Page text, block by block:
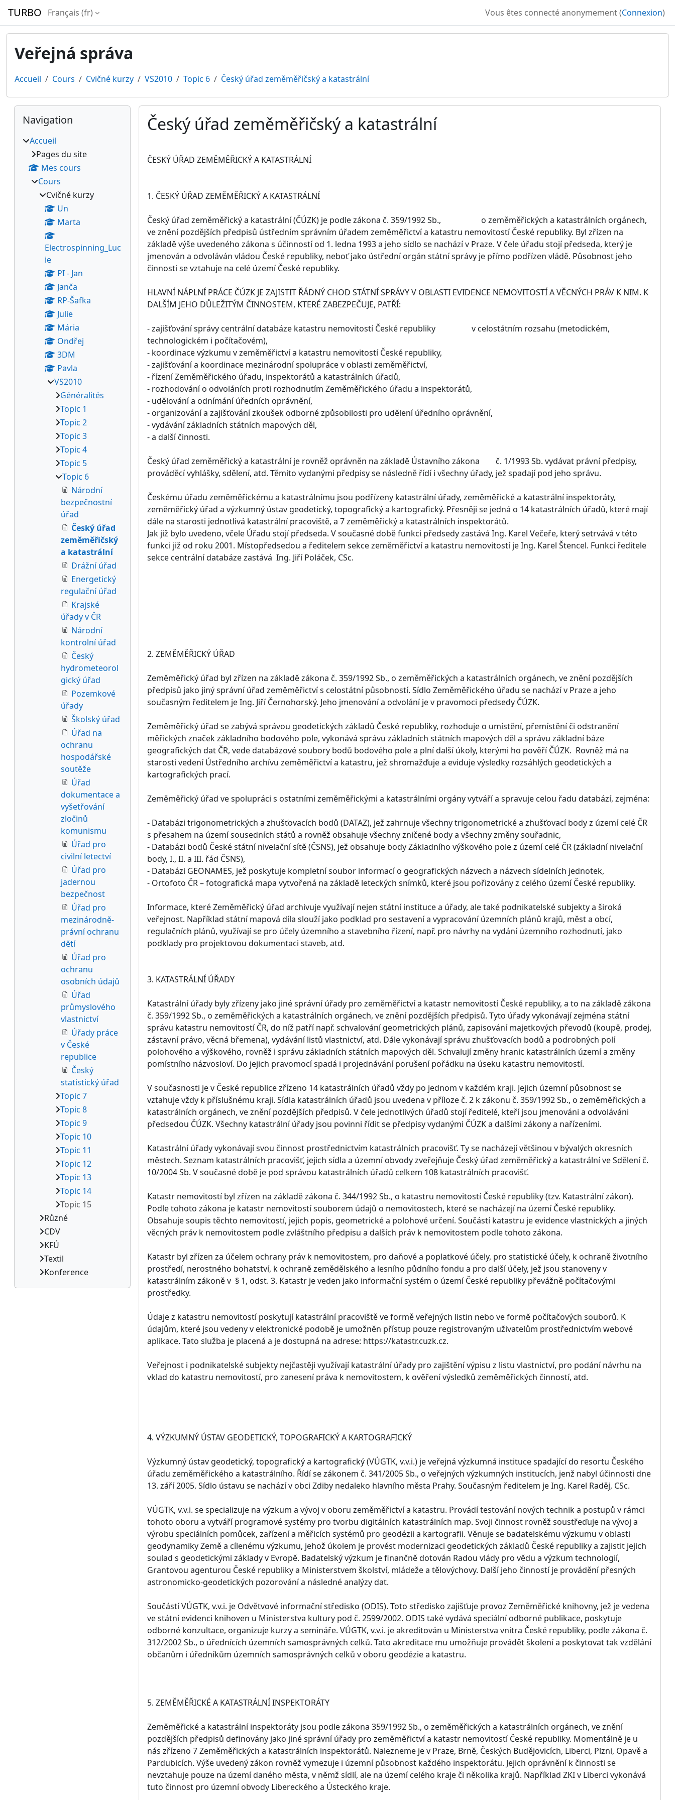
TURBO Français ‎(fr)‎ Vous êtes connecté anonymement (Connexion)
Veřejná správa
Accueil Cours Cvičné kurzy VS2010 Topic 6 Český úřad zeměměřičský a katastrální
Český úřad zeměměřičský a katastrální
ČESKÝ ÚŘAD ZEMĚMĚŘICKÝ A KATASTRÁLNÍ
1. ČESKÝ ÚŘAD ZEMĚMĚŘICKÝ A KATASTRÁLNÍ
Český úřad zeměměřický a katastrální (ČÚZK) je podle zákona č. 359/1992 Sb., o zeměměřických a katastrálních orgánech,
ve znění pozdějších předpisů ústředním správním úřadem zeměměřictví a katastru nemovitostí České republiky. Byl zřízen na
základě výše uvedeného zákona s účinností od 1. ledna 1993 a jeho sídlo se nachází v Praze. V čele úřadu stojí předseda, který je
jmenován a odvoláván vládou České republiky, neboť jako ústřední orgán státní správy je přímo podřízen vládě. Působnost jeho
činnosti se vztahuje na celé území České republiky.
HLAVNÍ NÁPLNÍ PRÁCE ČÚZK JE ZAJISTIT ŘÁDNÝ CHOD STÁTNÍ SPRÁVY V OBLASTI EVIDENCE NEMOVITOSTÍ A VĚCNÝCH PRÁV K NIM. K
DALŠÍM JEHO DŮLEŽITÝM ČINNOSTEM, KTERÉ ZABEZPEČUJE, PATŘÍ:
- zajišťování správy centrální databáze katastru nemovitostí České republiky v celostátním rozsahu (metodickém,
technologickém i počítačovém),
- koordinace výzkumu v zeměměřictví a katastru nemovitostí České republiky,
- zajišťování a koordinace mezinárodní spolupráce v oblasti zeměměřictví,
- řízení Zeměměřického úřadu, inspektorátů a katastrálních úřadů,
- rozhodování o odvoláních proti rozhodnutím Zeměměřického úřadu a inspektorátů,
- udělování a odnímání úředních oprávnění,
- organizování a zajišťování zkoušek odborné způsobilosti pro udělení úředního oprávnění,
- vydávání základních státních mapových děl,
- a další činnosti.
Český úřad zeměměřický a katastrální je rovněž oprávněn na základě Ústavního zákona č. 1/1993 Sb. vydávat právní předpisy,
prováděcí vyhlášky, sdělení, atd. Těmito vydanými předpisy se následně řídí i všechny úřady, jež spadají pod jeho správu.
Českému úřadu zeměměřickému a katastrálnímu jsou podřízeny katastrální úřady, zeměměřické a katastrální inspektoráty,
zeměměřický úřad a výzkumný ústav geodetický, topografický a kartografický. Přesněji se jedná o 14 katastrálních úřadů, které mají
dále na starosti jednotlivá katastrální pracoviště, a 7 zeměměřický a katastrálních inspektorátů.
Jak již bylo uvedeno, včele Úřadu stojí předseda. V současné době funkci předsedy zastává Ing. Karel Večeře, který setrvává v této
funkci již od roku 2001. Místopředsedou a ředitelem sekce zeměměřictví a katastru nemovitostí je Ing. Karel Štencel. Funkci ředitele
sekce centrální databáze zastává Ing. Jiří Poláček, CSc.
2. ZEMĚMĚŘICKÝ ÚŘAD
Zeměměřický úřad byl zřízen na základě zákona č. 359/1992 Sb., o zeměměřických a katastrálních orgánech, ve znění pozdějších
předpisů jako jiný správní úřad zeměměřictví s celostátní působností. Sídlo Zeměměřického úřadu se nachází v Praze a jeho
současným ředitelem je Ing. Jiří Černohorský. Jeho jmenování a odvolání je v pravomoci předsedy ČÚZK.
Zeměměřický úřad se zabývá správou geodetických základů České republiky, rozhoduje o umístění, přemístění či odstranění
měřických značek základního bodového pole, vykonává správu základních státních mapových děl a správu základní báze
geografických dat ČR, vede databázové soubory bodů bodového pole a plní další úkoly, kterými ho pověří ČÚZK. Rovněž má na
starosti vedení Ústředního archívu zeměměřictví a katastru, jež shromažďuje a eviduje výsledky rozsáhlých geodetických a
kartografických prací.
Zeměměřický úřad ve spolupráci s ostatními zeměměřickými a katastrálními orgány vytváří a spravuje celou řadu databází, zejména:
- Databázi trigonometrických a zhušťovacích bodů (DATAZ), jež zahrnuje všechny trigonometrické a zhušťovací body z území celé ČR
s přesahem na území sousedních států a rovněž obsahuje všechny zničené body a všechny změny souřadnic,
- Databázi bodů České státní nivelační sítě (ČSNS), jež obsahuje body Základního výškového pole z území celé ČR (základní nivelační
body, I., II. a III. řád ČSNS),
- Databázi GEONAMES, jež poskytuje kompletní soubor informací o geografických názvech a názvech sídelních jednotek,
- Ortofoto ČR – fotografická mapa vytvořená na základě leteckých snímků, které jsou pořizovány z celého území České republiky.
Informace, které Zeměměřický úřad archivuje využívají nejen státní instituce a úřady, ale také podnikatelské subjekty a široká
veřejnost. Například státní mapová díla slouží jako podklad pro sestavení a vypracování územních plánů krajů, měst a obcí,
regulačních plánů, využívají se pro účely územního a stavebního řízení, např. pro návrhy na vydání územního rozhodnutí, jako
podklady pro projektovou dokumentaci staveb, atd.
3. KATASTRÁLNÍ ÚŘADY
Katastrální úřady byly zřízeny jako jiné správní úřady pro zeměměřictví a katastr nemovitostí České republiky, a to na základě zákona
č. 359/1992 Sb., o zeměměřických a katastrálních orgánech, ve znění pozdějších předpisů. Tyto úřady vykonávají zejména státní
správu katastru nemovitostí ČR, do níž patří např. schvalování geometrických plánů, zapisování majetkových převodů (koupě, prodej,
zástavní právo, věcná břemena), vydávání listů vlastnictví, atd. Dále vykonávají správu zhušťovacích bodů a podrobných polí
polohového a výškového, rovněž i správu základních státních mapových děl. Schvalují změny hranic katastrálních území a změny
pomístního názvosloví. Do jejich pravomocí spadá i projednávání porušení pořádku na úseku katastru nemovitostí.
V současnosti je v České republice zřízeno 14 katastrálních úřadů vždy po jednom v každém kraji. Jejich územní působnost se
vztahuje vždy k příslušnému kraji. Sídla katastrálních úřadů jsou uvedena v příloze č. 2 k zákonu č. 359/1992 Sb., o zeměměřických a
katastrálních orgánech, ve znění pozdějších předpisů. V čele jednotlivých úřadů stojí ředitelé, kteří jsou jmenováni a odvoláváni
předsedou ČÚZK. Všechny katastrální úřady jsou povinni řídit se předpisy vydanými ČÚZK a dalšími zákony a nařízeními.
Katastrální úřady vykonávají svou činnost prostřednictvím katastrálních pracovišť. Ty se nacházejí většinou v bývalých okresních
městech. Seznam katastrálních pracovišť, jejich sídla a územní obvody zveřejňuje Český úřad zeměměřický a katastrální ve Sdělení č.
10/2004 Sb. V současné době je pod správou katastrálních úřadů celkem 108 katastrálních pracovišť.
Katastr nemovitostí byl zřízen na základě zákona č. 344/1992 Sb., o katastru nemovitostí České republiky (tzv. Katastrální zákon).
Podle tohoto zákona je katastr nemovitostí souborem údajů o nemovitostech, které se nacházejí na území České republiky.
Obsahuje soupis těchto nemovitostí, jejich popis, geometrické a polohové určení. Součástí katastru je evidence vlastnických a jiných
věcných práv k nemovitostem podle zvláštního předpisu a dalších práv k nemovitostem podle tohoto zákona.
Katastr byl zřízen za účelem ochrany práv k nemovitostem, pro daňové a poplatkové účely, pro statistické účely, k ochraně životního
prostředí, nerostného bohatství, k ochraně zemědělského a lesního půdního fondu a pro další účely, jež jsou stanoveny v
katastrálním zákoně v § 1, odst. 3. Katastr je veden jako informační systém o území České republiky převážně počítačovými
prostředky.
Údaje z katastru nemovitostí poskytují katastrální pracoviště ve formě veřejných listin nebo ve formě počítačových souborů. K
údajům, které jsou vedeny v elektronické podobě je umožněn přístup pouze registrovaným uživatelům prostřednictvím webové
aplikace. Tato služba je placená a je dostupná na adrese: https://katastr.cuzk.cz.
Veřejnost i podnikatelské subjekty nejčastěji využívají katastrální úřady pro zajištění výpisu z listu vlastnictví, pro podání návrhu na
vklad do katastru nemovitostí, pro zanesení práva k nemovitostem, k ověření výsledků zeměměřických činností, atd.
4. VÝZKUMNÝ ÚSTAV GEODETICKÝ, TOPOGRAFICKÝ A KARTOGRAFICKÝ
Výzkumný ústav geodetický, topografický a kartografický (VÚGTK, v.v.i.) je veřejná výzkumná instituce spadající do resortu Českého
úřadu zeměměřického a katastrálního. Řídí se zákonem č. 341/2005 Sb., o veřejných výzkumných institucích, jenž nabyl účinnosti dne
13. září 2005. Sídlo ústavu se nachází v obci Zdiby nedaleko hlavního města Prahy. Současným ředitelem je Ing. Karel Raděj, CSc.
VÚGTK, v.v.i. se specializuje na výzkum a vývoj v oboru zeměměřictví a katastru. Provádí testování nových technik a postupů v rámci
tohoto oboru a vytváří programové systémy pro tvorbu digitálních katastrálních map. Svoji činnost rovněž soustřeďuje na vývoj a
výrobu speciálních pomůcek, zařízení a měřicích systémů pro geodézii a kartografii. Věnuje se badatelskému výzkumu v oblasti
geodynamiky Země a cílenému výzkumu, jehož úkolem je provést modernizaci geodetických základů České republiky a zajistit jejich
soulad s geodetickými základy v Evropě. Badatelský výzkum je finančně dotován Radou vlády pro vědu a výzkum technologií,
Grantovou agenturou České republiky a Ministerstvem školství, mládeže a tělovýchovy. Další jeho činností je provádění přesných
astronomicko-geodetických pozorování a následné analýzy dat.
Součástí VÚGTK, v.v.i. je Odvětvové informační středisko (ODIS). Toto středisko zajišťuje provoz Zeměměřické knihovny, jež je vedena
ve státní evidenci knihoven u Ministerstva kultury pod č. 2599/2002. ODIS také vydává speciální odborné publikace, poskytuje
odborné konzultace, organizuje kurzy a semináře. VÚGTK, v.v.i. je akreditován u Ministerstva vnitra České republiky, podle zákona č.
312/2002 Sb., o úřednících územních samosprávných celků. Tato akreditace mu umožňuje provádět školení a poskytovat tak vzdělání
občanům i úředníkům územních samosprávných celků v oboru geodézie a katastru.
5. ZEMĚMĚŘICKÉ A KATASTRÁLNÍ INSPEKTORÁTY
Zeměměřické a katastrální inspektoráty jsou podle zákona 359/1992 Sb., o zeměměřických a katastrálních orgánech, ve znění
pozdějších předpisů definovány jako jiné správní úřady pro zeměměřictví a katastr nemovitostí České republiky. Momentálně je u
nás zřízeno 7 Zeměměřických a katastrálních inspektorátů. Nalezneme je v Praze, Brně, Českých Budějovicích, Liberci, Plzni, Opavě a
Pardubicích. Výše uvedený zákon rovněž vymezuje i územní působnost každého inspektorátu. Jejich oprávnění k činnosti se
nevztahuje pouze na území daného města, v němž sídlí, ale na území celého kraje či několika krajů. Například ZKI v Liberci vykonává
tuto činnost pro územní obvody Libereckého a Ústeckého kraje.
Blocs
Passer Navigation
Navigation
Accueil
Pages du site
Mes cours
Cours
Cvičné kurzy
Un
Marta
Electrospinning_Luc
ie
PI - Jan
Janča
RP-Šafka
Julie
Mária
Ondřej
3DM
Pavla
VS2010
Généralités
Topic 1
Topic 2
Topic 3
Topic 4
Topic 5
Topic 6
Národní
bezpečnostní
úřad
Český úřad
zeměměřičský
a katastrální
Drážní úřad
Energetický
regulační úřad
Krajské
úřady v ČR
Národní
kontrolní úřad
Český
hydrometeorol
gický úřad
Pozemkové
úřady
Školský úřad
Úřad na
ochranu
hospodářské
soutěže
Úřad
dokumentace a
vyšetřování
zločinů
komunismu
Úřad pro
civilní letectví
Úřad pro
jadernou
bezpečnost
Úřad pro
mezinárodně-
právní ochranu
dětí
Úřad pro
ochranu
osobních údajů
Úřad
průmyslového
vlastnictví
Úřady práce
v České
republice
Český
statistický úřad
Topic 7
Topic 8
Topic 9
Topic 10
Topic 11
Topic 12
Topic 13
Topic 14
Topic 15
Různé
CDV
KFÚ
Textil
Konference